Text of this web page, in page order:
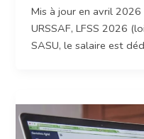
Mis à jour en avril 2026
URSSAF, LFSS 2026
SASU, le salaire est
génèrent aucun droit
droits à la retraite, à